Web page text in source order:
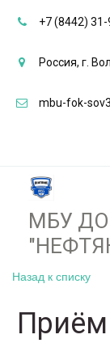
+7 (8442)
Россия, г.
mbu-fok-
МБУ
Назад к списку